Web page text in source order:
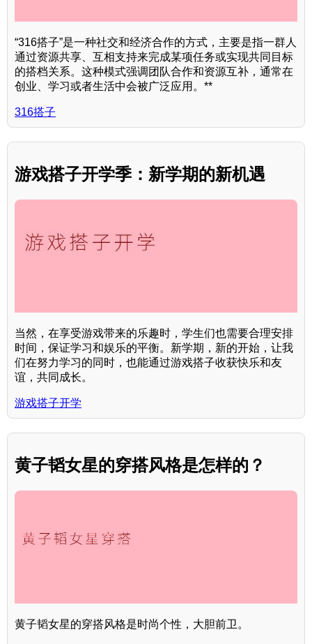
“316搭子”是一种社交和经济合作的方式，主要是指一群人
通过资源共享、互相支持来完成某项任务或实现共同目标
的搭档关系。这种模式强调团队合作和资源互补，通常在
创业、学习或者生活中会被广泛应用。**
316搭子
游戏搭子开学季：新学期的新机遇
当然，在享受游戏带来的乐趣时，学生们也需要合理安排
时间，保证学习和娱乐的平衡。新学期，新的开始，让我
们在努力学习的同时，也能通过游戏搭子收获快乐和友
谊，共同成长。
游戏搭子开学
黄子韬女星的穿搭风格是怎样的？
黄子韬女星的穿搭风格是时尚个性，大胆前卫。